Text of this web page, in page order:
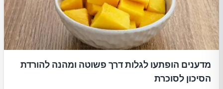
מדענים הופתעו לגלות דרך פשוטה ומהנה להורדת
הסיכון לסוכרת